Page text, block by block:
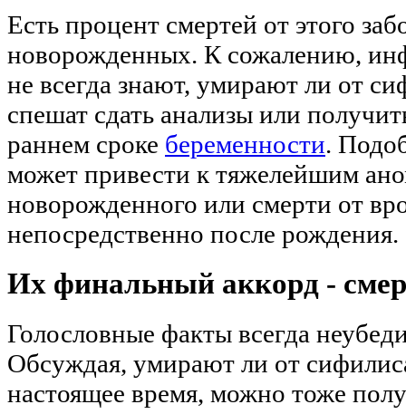
Есть процент смертей от этого
новорожденных. К сожалению,
не всегда знают, умирают ли от
спешат сдать анализы или
раннем сроке беременности.
может привести к тяжелейшим
новорожденного или смерти от
непосредственно после рождения.
Их финальный аккорд -
Голословные факты всегда
Обсуждая, умирают ли от
настоящее время, можно тоже